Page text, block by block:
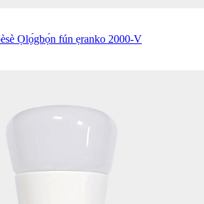
Ọlọ́gbọ́n fún ẹranko 2000-V